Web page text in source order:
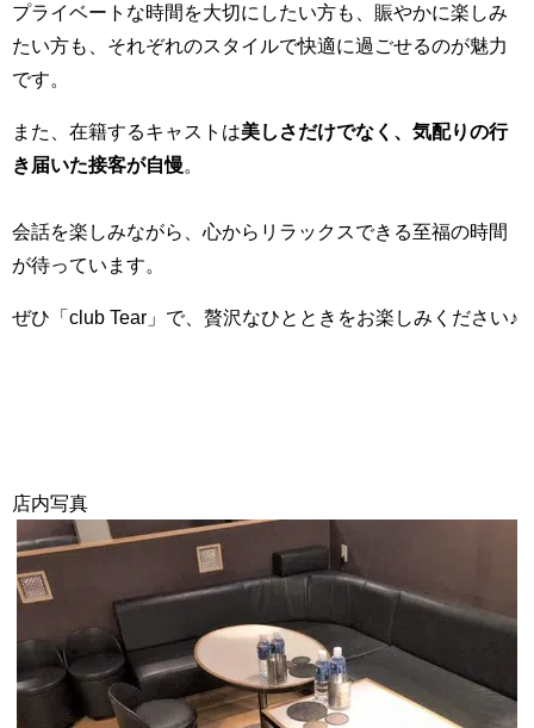
プライベートな時間を大切にしたい方も、賑やかに楽しみ
たい方も、それぞれのスタイルで快適に過ごせるのが魅力
です。
また、在籍するキャストは美しさだけでなく、気配りの行
き届いた接客が自慢
会話を楽しみながら、心からリラックスできる至福の時間
が待っています。
ぜひ「club Tear」で、贅沢なひとときをお楽しみください♪
店内写真